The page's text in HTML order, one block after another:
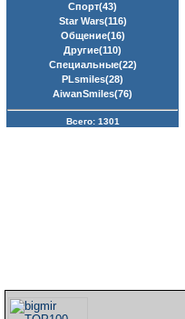
Спорт(43)
Star Wars(116)
Общение(16)
Другие(110)
Специальные(22)
PLsmiles(28)
AiwanSmiles(76)
Всего: 1301